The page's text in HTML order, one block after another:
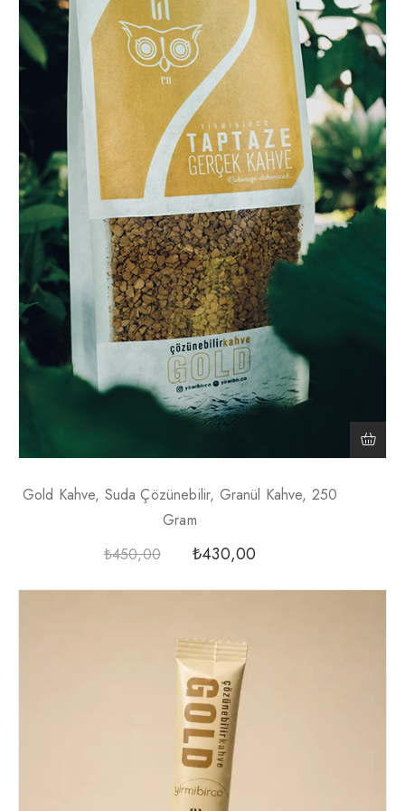
Gold Kahve, Suda Çözünebilir, Granül Kahve, 250
Gram
₺450,00 ₺430,00